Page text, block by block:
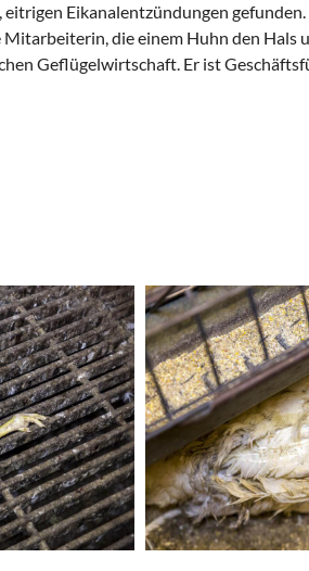
Eikanalentzündungen gefunden.
die einem Huhn den Hals
Geflügelwirtschaft. Er ist